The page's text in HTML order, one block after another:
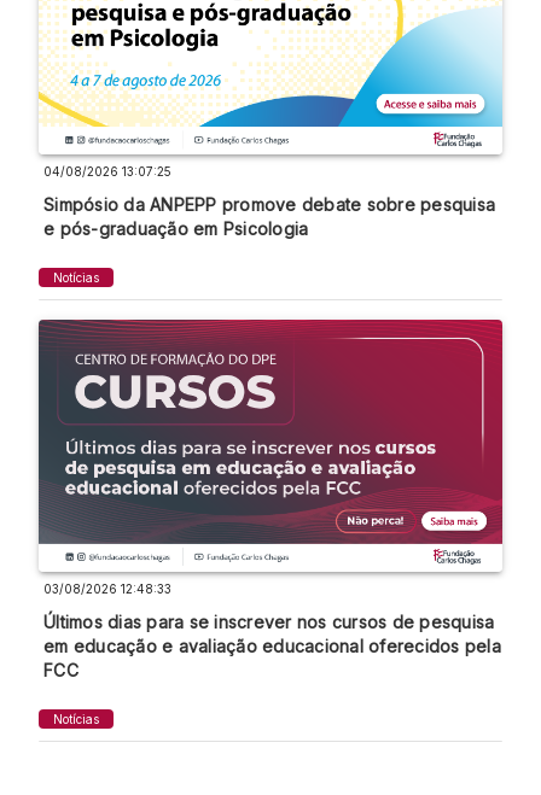
04/08/2026 13:07:25
Simpósio da ANPEPP promove debate sobre pesquisa
e pós-graduação em Psicologia
Notícias
03/08/2026 12:48:33
Últimos dias para se inscrever nos cursos de pesquisa
em educação e avaliação educacional oferecidos pela
FCC
Notícias